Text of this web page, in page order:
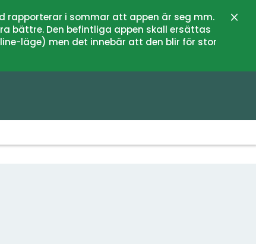
rapporterar i sommar att appen är seg mm.
bättre. Den befintliga appen skall ersättas
läge) men det innebär att den blir för stor